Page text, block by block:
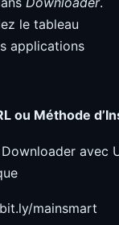
le tableau
applications
ou Méthode
avec
mainsmart